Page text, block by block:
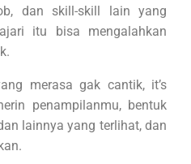
dan skill-skill lain yang
itu bisa mengalahkan
merasa gak cantik, it’s
penampilanmu, bentuk
lainnya yang terlihat, dan